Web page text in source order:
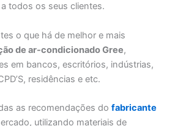
todos os seus clientes.
o que há de melhor e mais
de ar-condicionado Gree,
em bancos, escritórios, indústrias,
residências e etc.
as recomendações dofabricante
utilizando materiais de